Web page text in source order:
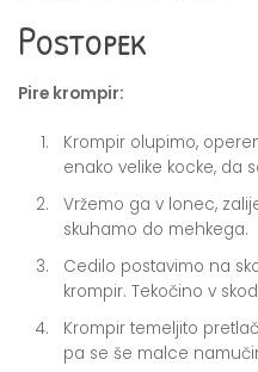
Postopek
Pire krompir:
Krompir olupimo,
enako velike kocke, da
Vržemo ga v lonec,
skuhamo do mehkega.
Cedilo postavimo na
krompir. Tekočino v
Krompir temeljito
pa se še malce